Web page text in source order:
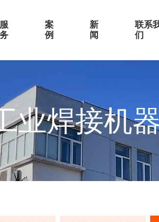
服
务
案
例
新
闻
联系
们
业焊接机